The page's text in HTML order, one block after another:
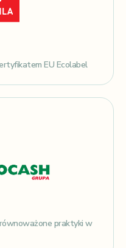
EU Ecolabel
praktyki w